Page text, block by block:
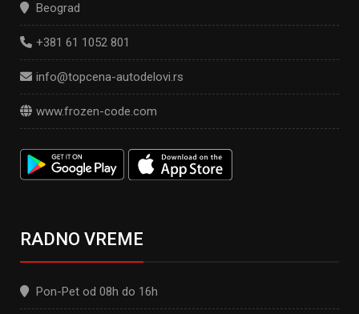
Beograd
+381 61 1052 801
info@topcena-autodelovi.rs
www.frozen-code.com
RADNO VREME
Pon-Pet od 08h do 16h